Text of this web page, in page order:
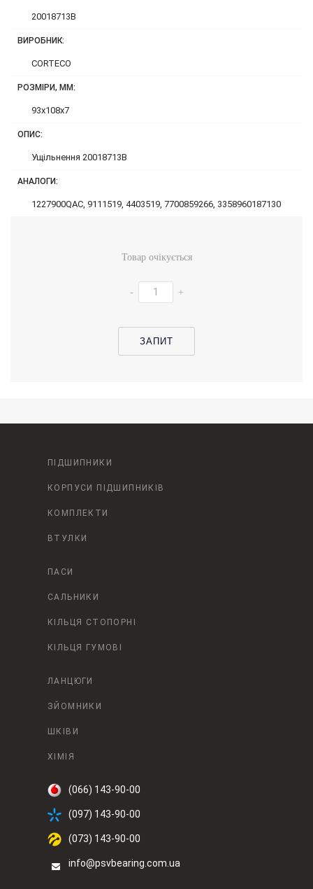
20018713B
ВИРОБНИК:
CORTECO
РОЗМІРИ, ММ:
93x108x7
ОПИС:
Ущільнення 20018713B
АНАЛОГИ:
1227900QAC, 9111519, 4403519, 7700859266, 3358960187130
Товар очікується
- +
ЗАПИТ
ПІДШИПНИКИ
КОРПУСИ ПІДШИПНИКІВ
КОМПЛЕКТИ
ВТУЛКИ
ПАСИ
САЛЬНИКИ
КІЛЬЦЯ СТОПОРНІ
КІЛЬЦЯ ГУМОВІ
ЛАНЦЮГИ
ЗЙОМНИКИ
ШКІВИ
ХІМІЯ
(066) 143-90-00
(097) 143-90-00
(073) 143-90-00
info@psvbearing.com.ua